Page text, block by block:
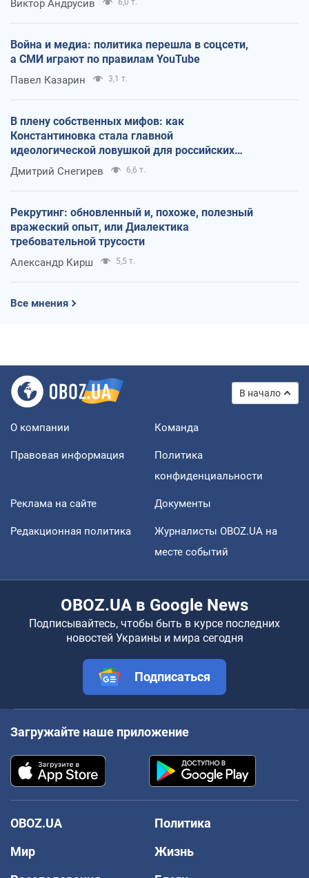
Виктор Андрусив
Война и медиа: политика перешла в соцсети,
а СМИ играют по правилам YouTube
Павел Казарин 3,1 т.
В плену собственных мифов: как
Константиновка стала главной
идеологической ловушкой для российских
оккупантов
Дмитрий Снегирев 6,6 т.
Рекрутинг: обновленный и, похоже, полезный
вражеский опыт, или Диалектика
требовательной трусости
Александр Кирш 5,5 т.
Все мнения
В начало
О компании Команда
Правовая информация
Политика
конфиденциальности
Реклама на сайте Документы
Редакционная политика
Журналисты OBOZ.UA на
месте событий
OBOZ.UA в Google News
Подписывайтесь, чтобы быть в курсе последних
новостей Украины и мира сегодня
Подписаться
Загружайте наше приложение
OBOZ.UA
Политика
Мир
Жизнь